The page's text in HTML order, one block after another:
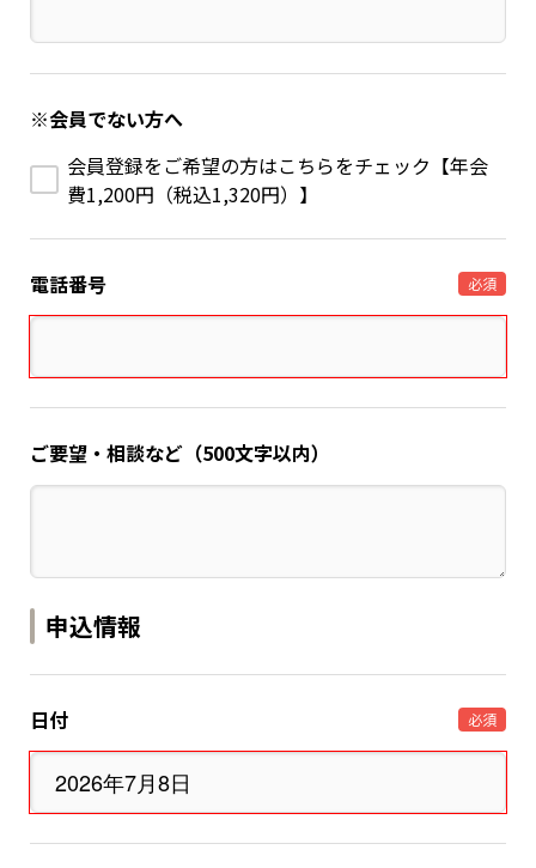
※会員でない方へ
会員登録をご希望の方はこちらをチェック【年会
費1,200円（税込1,320円）】
電話番号 必須
ご要望・相談など（500文字以内）
申込情報
日付 必須